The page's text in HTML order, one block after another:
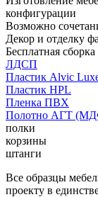
конфигурации
Возможно
Декор и отделку
Бесплатная
ЛДСП
Пластик Alvic
Пластик HPL
Пленка ПВХ
Полотно АГТ
полки
корзины
штанги
Все образцы
проекту в